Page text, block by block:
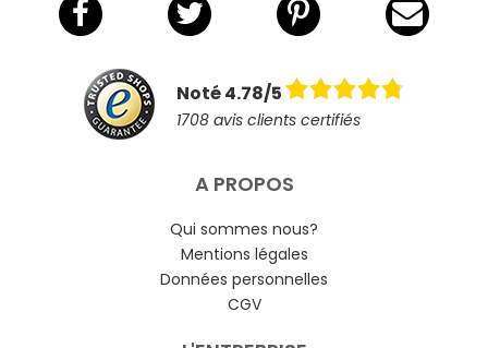
Noté 4.78/5
1708 avis clients certifiés
A PROPOS
Qui sommes nous?
Mentions légales
Données personnelles
CGV